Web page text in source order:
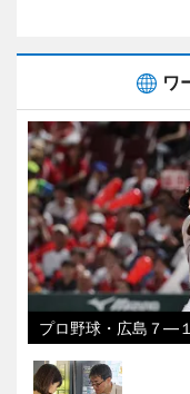
ワ
プロ野球・広島７―